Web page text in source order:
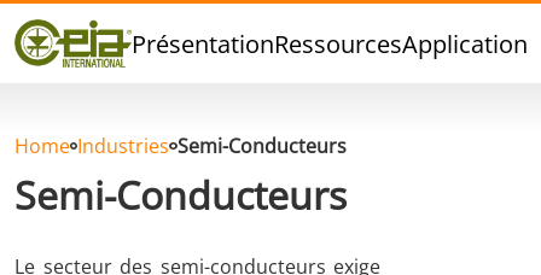
PrésentationRessourcesApplications
Qualité
Événements
Home Industries Semi-Conducteurs
Semi-Conducteurs
Le secteur des semi-conducteurs exige